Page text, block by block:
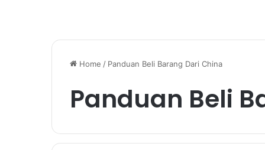
Home / Panduan Beli Barang Dari China
Panduan Beli